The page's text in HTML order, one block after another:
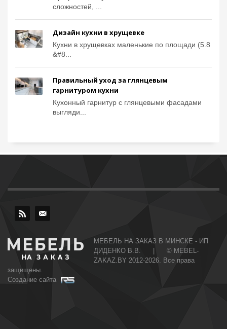
сложностей, ...
Дизайн кухни в хрущевке
Кухни в хрущевках маленькие по площади (5.8
&#8...
Правильный уход за глянцевым
гарнитуром кухни
Кухонный гарнитур с глянцевыми фасадами
выгляди...
МЕБЕЛЬ НА ЗАКАЗ В МИНСКЕ - ИП
ДИДЕНКО В.В. | © MEBEL-
ZAKAZ.BY 2012-2026. Все права
защищены.
Создание сайта